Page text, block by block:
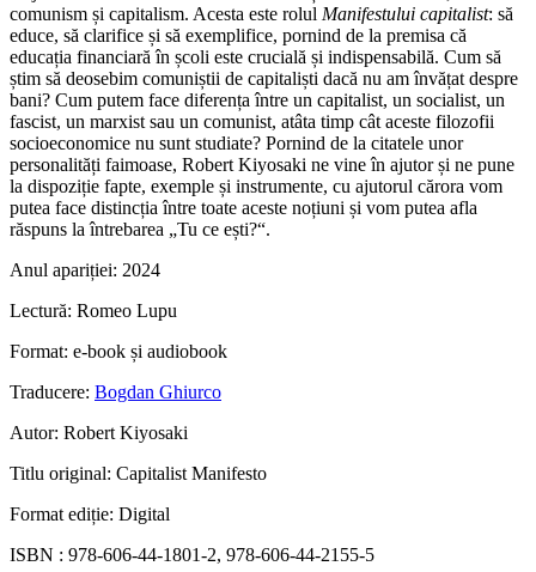
comunism și capitalism. Acesta este rolul Manifestului capitalist: să
educe, să clarifice și să exemplifice, pornind de la premisa că
educația financiară în școli este crucială și indispensabilă. Cum să
știm să deosebim comuniștii de capitaliști dacă nu am învățat despre
bani? Cum putem face diferența între un capitalist, un socialist, un
fascist, un marxist sau un comunist, atâta timp cât aceste filozofii
socioeconomice nu sunt studiate? Pornind de la citatele unor
personalități faimoase, Robert Kiyosaki ne vine în ajutor și ne pune
la dispoziție fapte, exemple și instrumente, cu ajutorul cărora vom
putea face distincția între toate aceste noțiuni și vom putea afla
răspuns la întrebarea „Tu ce ești?“.
Anul apariției: 2024
Lectură: Romeo Lupu
Format: e-book și audiobook
Traducere: Bogdan Ghiurco
Autor: Robert Kiyosaki
Titlu original: Capitalist Manifesto
Format ediție: Digital
ISBN : 978-606-44-1801-2, 978-606-44-2155-5